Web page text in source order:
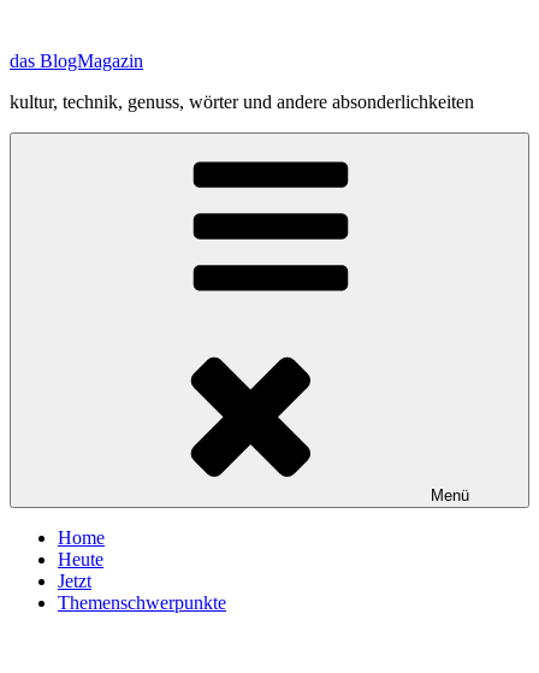
springen
das BlogMagazin
kultur, technik, genuss, wörter und andere absonderlichkeiten
Menü
Home
Heute
Jetzt
Themenschwerpunkte